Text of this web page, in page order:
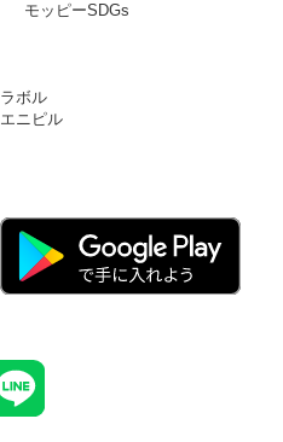
モッピーSDGs
ラボル
エニピル